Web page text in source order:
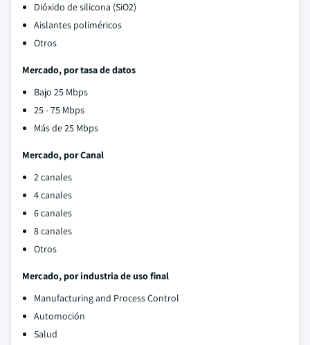
Dióxido de silicona (SiO2)
Aislantes poliméricos
Otros
Mercado, por tasa de datos
Bajo 25 Mbps
25 - 75 Mbps
Más de 25 Mbps
Mercado, por Canal
2 canales
4 canales
6 canales
8 canales
Otros
Mercado, por industria de uso final
Manufacturing and Process Control
Automoción
Salud